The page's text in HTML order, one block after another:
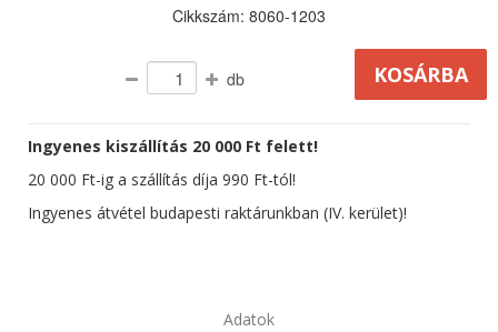
Cikkszám: 8060-1203
db
Ingyenes kiszállítás 20 000 Ft felett!
20 000 Ft-ig a szállítás díja 990 Ft-tól!
Ingyenes átvétel budapesti raktárunkban (IV. kerület)!
Adatok